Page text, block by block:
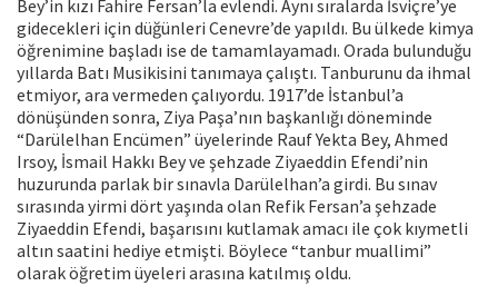
Bey’in kızı Fahire Fersan’la evlendi. Aynı sıralarda İsviçre’ye
gidecekleri için düğünleri Cenevre’de yapıldı. Bu ülkede kimya
öğrenimine başladı ise de tamamlayamadı. Orada bulunduğu
yıllarda Batı Musikisini tanımaya çalıştı. Tanburunu da ihmal
etmiyor, ara vermeden çalıyordu. 1917’de İstanbul’a
dönüşünden sonra, Ziya Paşa’nın başkanlığı döneminde
“Darülelhan Encümen” üyelerinde Rauf Yekta Bey, Ahmed
Irsoy, İsmail Hakkı Bey ve şehzade Ziyaeddin Efendi’nin
huzurunda parlak bir sınavla Darülelhan’a girdi. Bu sınav
sırasında yirmi dört yaşında olan Refik Fersan’a şehzade
Ziyaeddin Efendi, başarısını kutlamak amacı ile çok kıymetli
altın saatini hediye etmişti. Böylece “tanbur muallimi”
olarak öğretim üyeleri arasına katılmış oldu.